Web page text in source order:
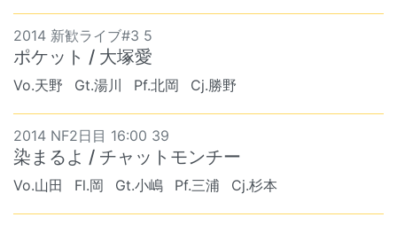
2014 新歓ライブ#3 5
ポケット / 大塚愛
Vo.天野 Gt.湯川 Pf.北岡 Cj.勝野
2014 NF2日目 16:00 39
染まるよ / チャットモンチー
Vo.山田 Fl.岡 Gt.小嶋 Pf.三浦 Cj.杉本